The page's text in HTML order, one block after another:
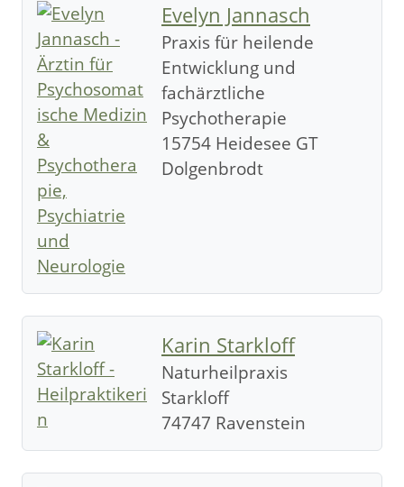
Evelyn Jannasch
Praxis für heilende
Entwicklung und
fachärztliche
Psychotherapie
15754 Heidesee GT
Dolgenbrodt
Karin Starkloff
Naturheilpraxis
Starkloff
74747 Ravenstein